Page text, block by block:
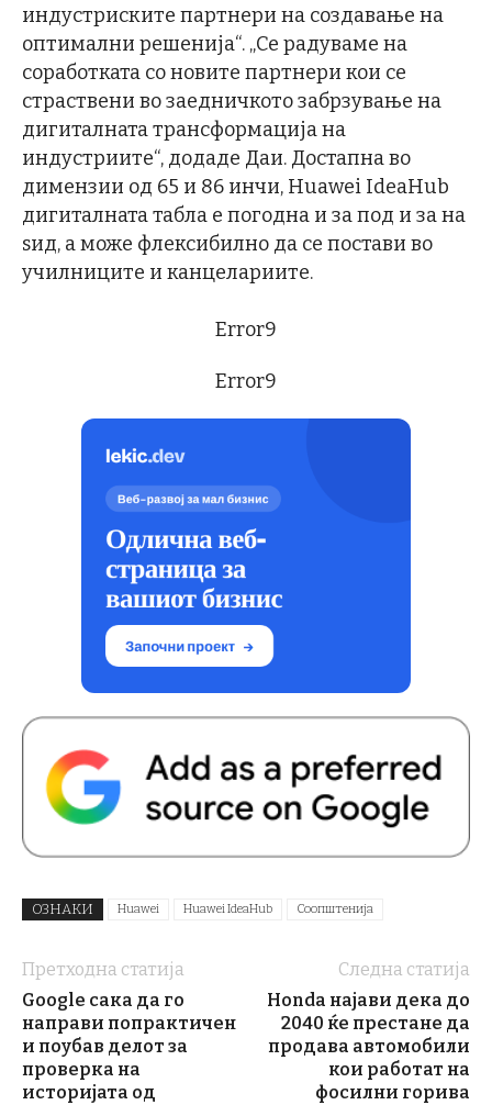
индустриските партнери на создавање на
оптимални решенија“. „Се радуваме на
соработката со новите партнери кои се
страствени во заедничкото забрзување на
дигиталната трансформација на
индустриите“, додаде Даи. Достапна во
димензии од 65 и 86 инчи, Huawei IdeaHub
дигиталната табла е погодна и за под и за на
ѕид, а може флексибилно да се постави во
училниците и канцелариите.
Error9
Error9
ОЗНАКИ Huawei Huawei IdeaHub Соопштенија
Претходна статија
Google сака да го
направи попрактичен
и поубав делот за
проверка на
историјата од
Следна статија
Honda најави дека до
2040 ќе престане да
продава автомобили
кои работат на
фосилни горива